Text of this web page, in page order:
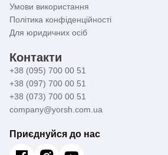
Умови використання
Політика конфіденційності
Для юридичних осіб
Контакти
+38 (095) 700 00 51
+38 (097) 700 00 51
+38 (073) 700 00 51
company@yorsh.com.ua
Приєднуйся до нас